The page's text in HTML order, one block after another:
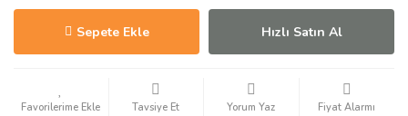
Sepete Ekle Hızlı Satın Al
Tavsiye Et Yorum Yaz Fiyat Alarmı